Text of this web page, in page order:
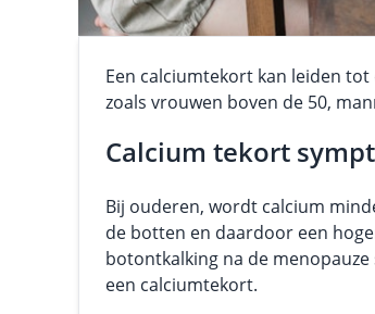
Een calciumtekort kan leiden
zoals vrouwen boven de 50,
Calcium tekort
Bij ouderen, wordt calcium
de botten en daardoor een
botontkalking na de
een calciumtekort.